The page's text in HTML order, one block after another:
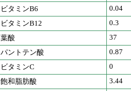
ビタミンB6
0.04
ビタミンB12
0.3
葉酸
37
パントテン酸
0.87
ビタミンC
0
飽和脂肪酸
3.44